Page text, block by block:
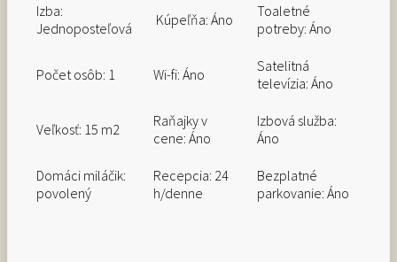
Izba:
Jednoposteľová
Kúpeľňa: Áno
Toaletné
potreby: Áno
Počet osôb: 1 Wi-fi: Áno
Satelitná
televízia: Áno
Veľkosť: 15 m2
Raňajky v
cene: Áno
Izbová služba:
Áno
Domáci miláčik:
povolený
Recepcia: 24
h/denne
Bezplatné
parkovanie: Áno